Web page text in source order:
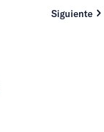
Siguiente